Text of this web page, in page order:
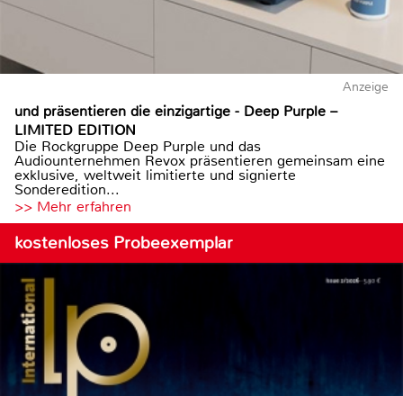
Anzeige
und präsentieren die einzigartige - Deep Purple –
LIMITED EDITION
Die Rockgruppe Deep Purple und das
Audiounternehmen Revox präsentieren gemeinsam eine
exklusive, weltweit limitierte und signierte
Sonderedition...
>> Mehr erfahren
kostenloses Probeexemplar